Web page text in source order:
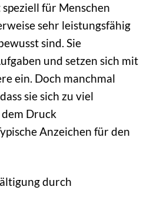
für Menschen
sehr leistungsfähig
sind. Sie
und setzen sich mit
ein. Doch manchmal
sie sich zu viel
Druck
Anzeichen für den
durch